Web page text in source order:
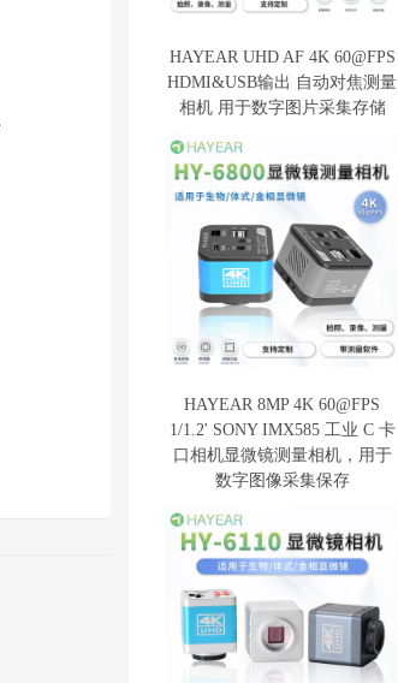
HAYEAR UHD AF 4K 60@FPS
HDMI&USB输出 自动对焦测量
相机 用于数字图片采集存储
HAYEAR 8MP 4K 60@FPS
1/1.2' SONY IMX585 工业 C 卡
口相机显微镜测量相机，用于
数字图像采集保存